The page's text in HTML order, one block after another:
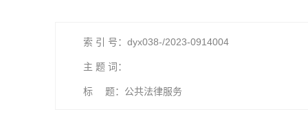
索 引 号：dyx038-/2023-0914004
主 题 词：
标 题：公共法律服务